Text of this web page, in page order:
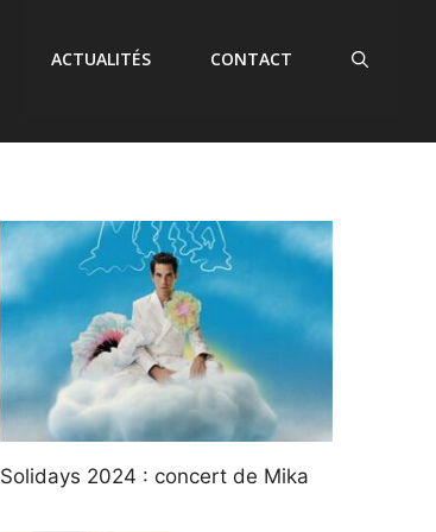
ACTUALITÉS CONTACT
Solidays 2024 : concert de Mika